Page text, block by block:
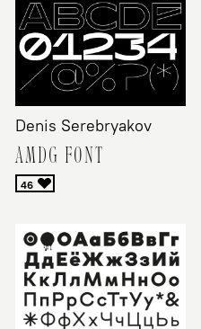
Denis Serebryakov
AMDG FONT